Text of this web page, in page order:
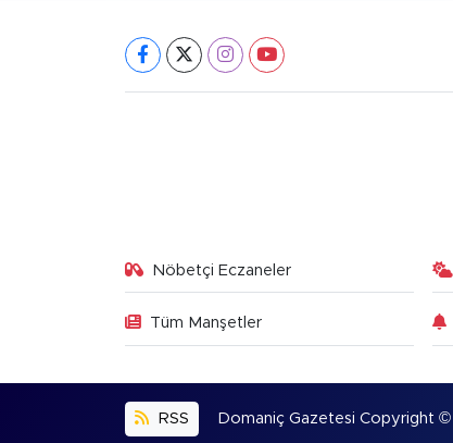
Nöbetçi Eczaneler
Tüm Manşetler
RSS Domaniç Gazetesi Copyright ©